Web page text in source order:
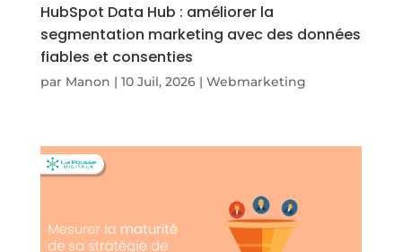
HubSpot Data Hub : améliorer la
segmentation marketing avec des données
fiables et consenties
par Manon | 10 Juil, 2026| Webmarketing